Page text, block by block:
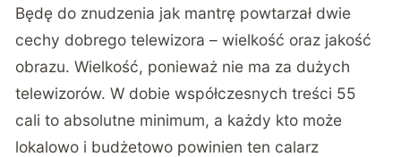
Będę do znudzenia jak mantrę powtarzał dwie
cechy dobrego telewizora – wielkość oraz jakość
obrazu. Wielkość, ponieważ nie ma za dużych
telewizorów. W dobie współczesnych treści 55
cali to absolutne minimum, a każdy kto może
lokalowo i budżetowo powinien ten calarz